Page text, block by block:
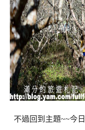
不過回到主題~~今